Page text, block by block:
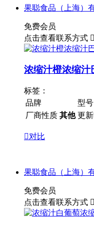
果聪食品（上海）
免费会员
点击查看联系方式 
浓缩汁橙浓缩汁
标签：
品牌
型号
厂商性质 其他 更
对比
果聪食品（上海）
免费会员
点击查看联系方式 